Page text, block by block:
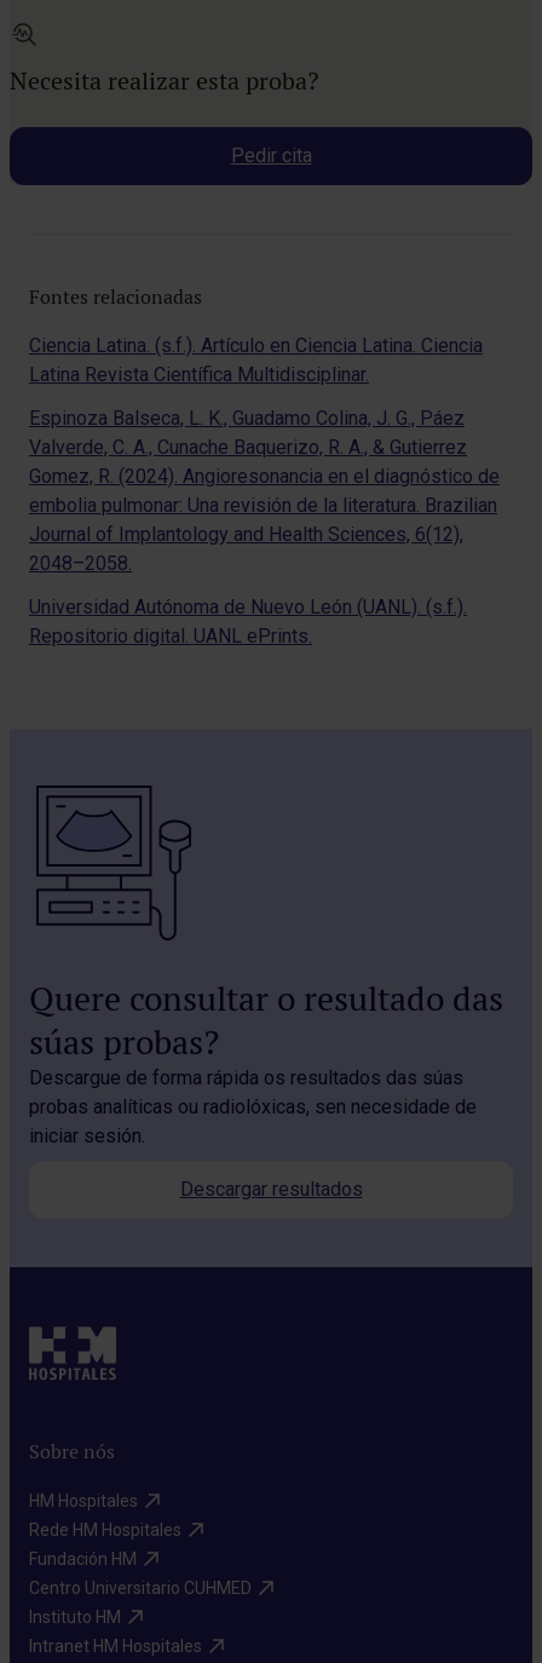
Necesita realizar esta proba?
Pedir cita
Fontes relacionadas
Ciencia Latina. (s.f.). Artículo en Ciencia Latina. Ciencia
Latina Revista Científica Multidisciplinar.
Espinoza Balseca, L. K., Guadamo Colina, J. G., Páez
Valverde, C. A., Cunache Baquerizo, R. A., & Gutierrez
Gomez, R. (2024). Angioresonancia en el diagnóstico de
embolia pulmonar: Una revisión de la literatura. Brazilian
Journal of Implantology and Health Sciences, 6(12),
2048–2058.
Universidad Autónoma de Nuevo León (UANL). (s.f.).
Repositorio digital. UANL ePrints.
Quere consultar o resultado das
súas probas?
Descargue de forma rápida os resultados das súas
probas analíticas ou radiolóxicas, sen necesidade de
iniciar sesión.
Descargar resultados
Sobre nós
HM Hospitales​
Rede HM Hospitales​
Fundación HM​
Centro Universitario CUHMED​
Instituto HM​
Intranet HM Hospitales​